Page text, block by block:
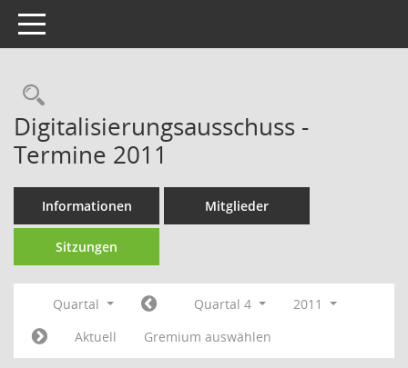
Toggle navigation
Rechercheauswahl
Digitalisierungsausschuss -
Termine 2011
Informationen Mitglieder
Sitzungen
Quartal Quartal 4
2011
Aktuell
Gremium auswählen